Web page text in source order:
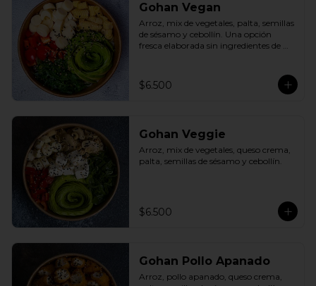
Gohan Vegan
Arroz, mix de vegetales, palta, semillas
de sésamo y cebollín. Una opción
fresca elaborada sin ingredientes de
$6.500
Gohan Veggie
Arroz, mix de vegetales, queso crema,
palta, semillas de sésamo y cebollín.
$6.500
Gohan Pollo Apanado
Arroz, pollo apanado, queso crema,